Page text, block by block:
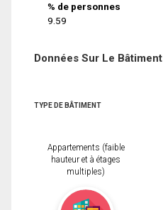
% de personnes
9.59
Données Sur Le Bâtiment
TYPE DE BÂTIMENT
Appartements (faible
hauteur et à étages
multiples)